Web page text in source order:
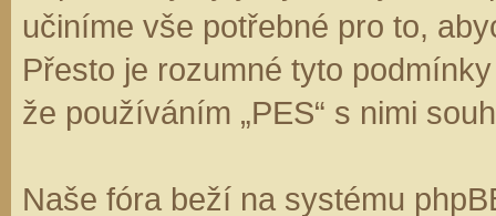
učiníme vše potřebné pro to,
Přesto je rozumné tyto
že používáním „PES“ s nimi
Naše fóra beží na systému